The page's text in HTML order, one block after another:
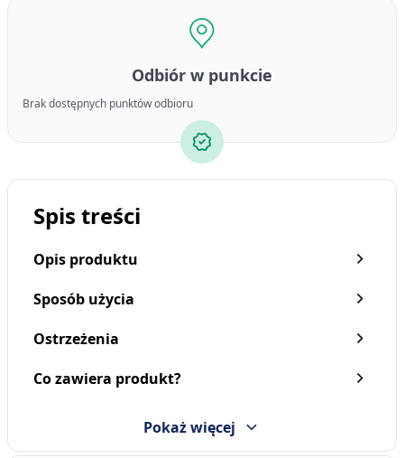
Odbiór w punkcie
Brak dostępnych punktów odbioru
Spis treści
Opis produktu
Sposób użycia
Ostrzeżenia
Co zawiera produkt?
Pokaż więcej